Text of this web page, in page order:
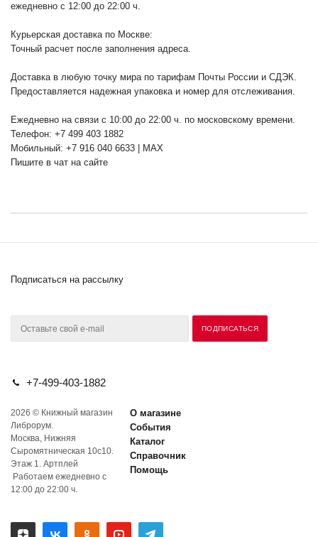
ежедневно с 12:00 до 22:00 ч.
Курьерская доставка по Москве:
Точный расчет после заполнения адреса.
Доставка в любую точку мира по тарифам Почты России и СДЭК.
Предоставляется надежная упаковка и номер для отслеживания.
Ежедневно на связи с 10:00 до 22:00 ч. по московскому времени.
Телефон: +7 499 403 1882
Мобильный: +7 916 040 6633 | MAX
Пишите в чат на сайте
Подписаться на рассылку
+7-499-403-1882
2026 © Книжный магазин
Либрорум.
Москва, Нижняя
Сыромятническая 10с10.
Этаж 1. Артплей
Работаем ежедневно с
12:00 до 22:00 ч.
О магазине
События
Каталог
Справочник
Помощь